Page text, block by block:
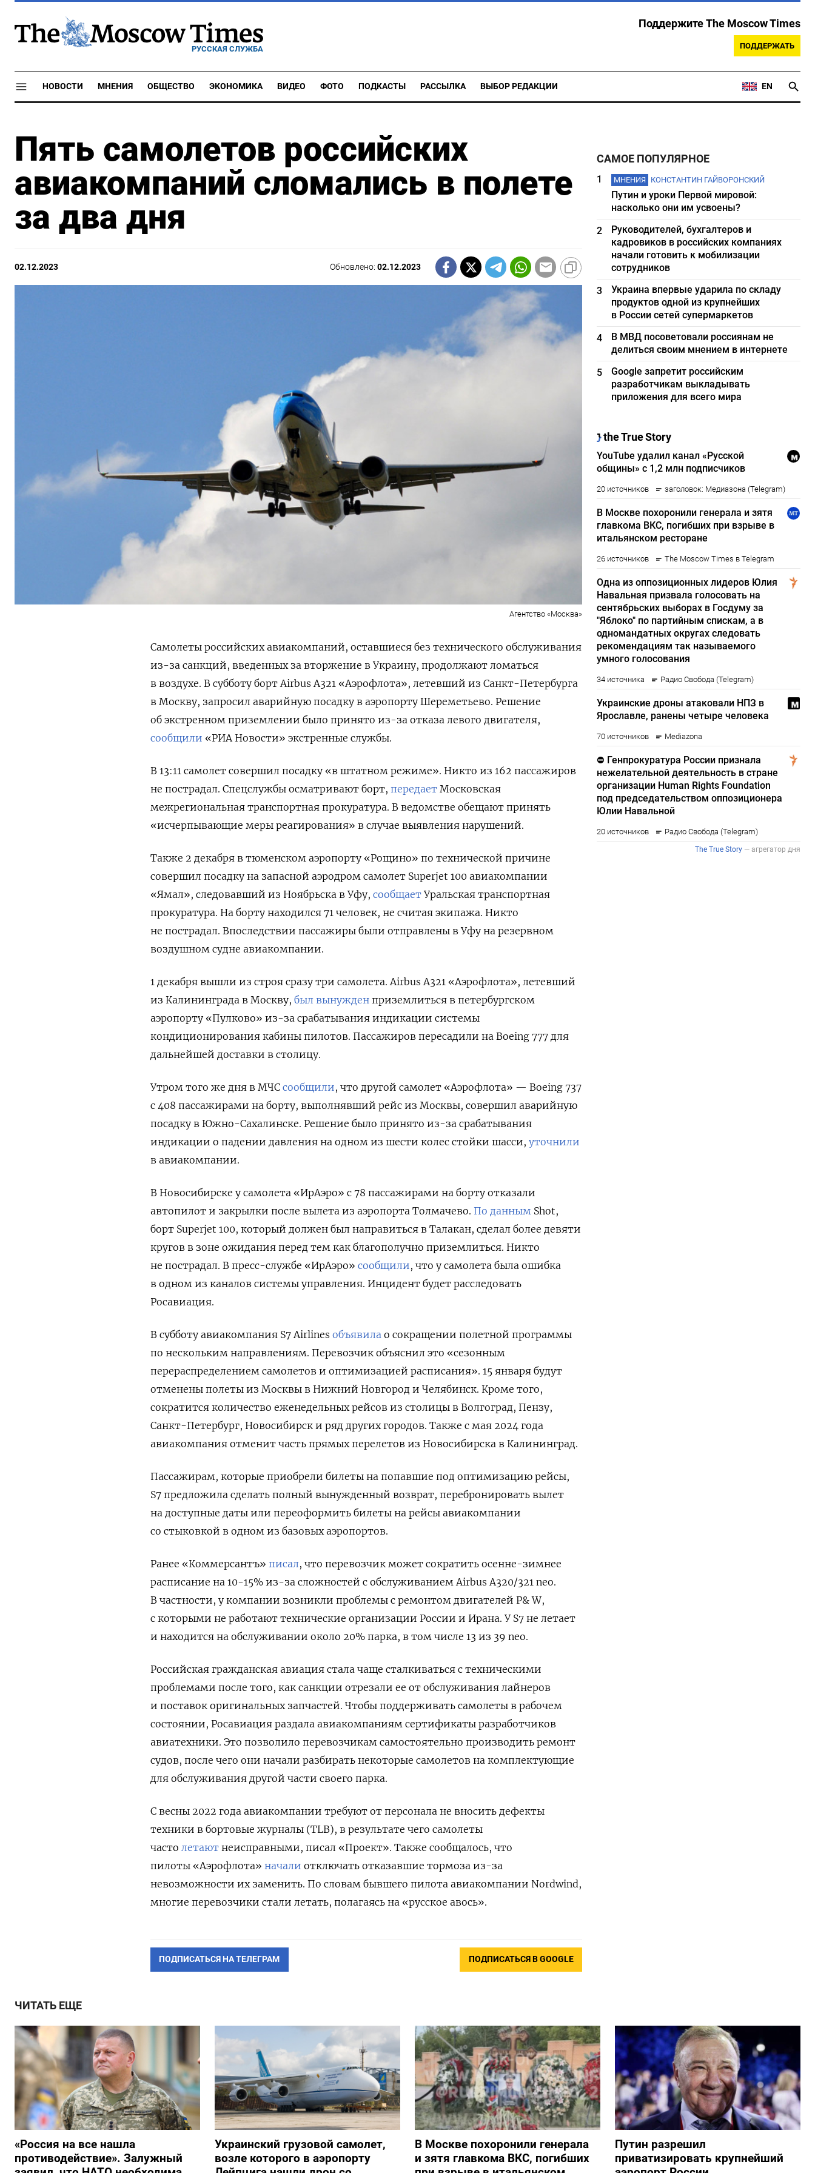
РУССКАЯ СЛУЖБА
Поддержите The Moscow Times
ПОДДЕРЖАТЬ
НОВОСТИ МНЕНИЯ ОБЩЕСТВО ЭКОНОМИКА ВИДЕО ФОТО ПОДКАСТЫ РАССЫЛКА ВЫБОР РЕДАКЦИИ EN
Пять самолетов российских
авиакомпаний сломались в полете
за два дня
02.12.2023 Обновлено:02.12.2023
Агентство «Москва»
Самолеты российских авиакомпаний, оставшиеся без технического обслуживания
из-за санкций, введенных за вторжение в Украину, продолжают ломаться
в воздухе. В субботу борт Airbus А321 «Аэрофлота», летевший из Санкт-Петербурга
в Москву, запросил аварийную посадку в аэропорту Шереметьево. Решение
об экстренном приземлении было принято из-за отказа левого двигателя,
сообщили «РИА Новости» экстренные службы.
В 13:11 самолет совершил посадку «в штатном режиме». Никто из 162 пассажиров
не пострадал. Спецслужбы осматривают борт, передает Московская
межрегиональная транспортная прокуратура. В ведомстве обещают принять
«исчерпывающие меры реагирования» в случае выявления нарушений.
Также 2 декабря в тюменском аэропорту «Рощино» по технической причине
совершил посадку на запасной аэродром самолет Superjet 100 авиакомпании
«Ямал», следовавший из Ноябрьска в Уфу, сообщает Уральская транспортная
прокуратура. На борту находился 71 человек, не считая экипажа. Никто
не пострадал. Впоследствии пассажиры были отправлены в Уфу на резервном
воздушном судне авиакомпании.
1 декабря вышли из строя сразу три самолета. Airbus A321 «Аэрофлота», летевший
из Калининграда в Москву, был вынужден приземлиться в петербургском
аэропорту «Пулково» из-за срабатывания индикации системы
кондиционирования кабины пилотов. Пассажиров пересадили на Boeing 777 для
дальнейшей доставки в столицу.
Утром того же дня в МЧС сообщили, что другой самолет «Аэрофлота» — Boeing 737
с 408 пассажирами на борту, выполнявший рейс из Москвы, совершил аварийную
посадку в Южно-Сахалинске. Решение было принято из-за срабатывания
индикации о падении давления на одном из шести колес стойки шасси, уточнили
в авиакомпании.
В Новосибирске у самолета «ИрАэро» с 78 пассажирами на борту отказали
автопилот и закрылки после вылета из аэропорта Толмачево. По данным Shot,
борт Superjet 100, который должен был направиться в Талакан, сделал более девяти
кругов в зоне ожидания перед тем как благополучно приземлиться. Никто
не пострадал. В пресс-службе «ИрАэро» сообщили, что у самолета была ошибка
в одном из каналов системы управления. Инцидент будет расследовать
Росавиация.
В субботу авиакомпания S7 Airlines объявила о сокращении полетной программы
по нескольким направлениям. Перевозчик объяснил это «сезонным
перераспределением самолетов и оптимизацией расписания». 15 января будут
отменены полеты из Москвы в Нижний Новгород и Челябинск. Кроме того,
сократится количество еженедельных рейсов из столицы в Волгоград, Пензу,
Санкт-Петербург, Новосибирск и ряд других городов. Также с мая 2024 года
авиакомпания отменит часть прямых перелетов из Новосибирска в Калининград.
Пассажирам, которые приобрели билеты на попавшие под оптимизацию рейсы,
S7 предложила сделать полный вынужденный возврат, перебронировать вылет
на доступные даты или переоформить билеты на рейсы авиакомпании
со стыковкой в одном из базовых аэропортов.
Ранее «Коммерсантъ» писал, что перевозчик может сократить осенне-зимнее
расписание на 10-15% из-за сложностей с обслуживанием Airbus A320/321 neo.
В частности, у компании возникли проблемы с ремонтом двигателей P& W,
с которыми не работают технические организации России и Ирана. У S7 не летает
и находится на обслуживании около 20% парка, в том числе 13 из 39 neo.
Российская гражданская авиация стала чаще сталкиваться с техническими
проблемами после того, как санкции отрезали ее от обслуживания лайнеров
и поставок оригинальных запчастей. Чтобы поддерживать самолеты в рабочем
состоянии, Росавиация раздала авиакомпаниям сертификаты разработчиков
авиатехники. Это позволило перевозчикам самостоятельно производить ремонт
судов, после чего они начали разбирать некоторые самолетов на комплектующие
для обслуживания другой части своего парка.
С весны 2022 года авиакомпании требуют от персонала не вносить дефекты
техники в бортовые журналы (TLB), в результате чего самолеты
часто летают неисправными, писал «Проект». Также сообщалось, что
пилоты «Аэрофлота» начали отключать отказавшие тормоза из-за
невозможности их заменить. По словам бывшего пилота авиакомпании Nordwind,
многие перевозчики стали летать, полагаясь на «русское авось».
ПОДПИСАТЬСЯ НА ТЕЛЕГРАМ ПОДПИСАТЬСЯ В GOOGLE
САМОЕ ПОПУЛЯРНОЕ
1 МНЕНИЯ КОНСТАНТИН ГАЙВОРОНСКИЙ
Путин и уроки Первой мировой:
насколько они им усвоены?
2
Руководителей, бухгалтеров и
кадровиков в российских компаниях
начали готовить к мобилизации
сотрудников
3
Украина впервые ударила по складу
продуктов одной из крупнейших
в России сетей супермаркетов
4
В МВД посоветовали россиянам не
делиться своим мнением в интернете
5
Google запретит российским
разработчикам выкладывать
приложения для всего мира
ЧИТАТЬ ЕЩЕ
«Россия на все нашла
противодействие». Залужный
Украинский грузовой самолет,
возле которого в аэропорту
В Москве похоронили генерала
и зятя главкома ВКС, погибших
Путин разрешил
приватизировать крупнейший